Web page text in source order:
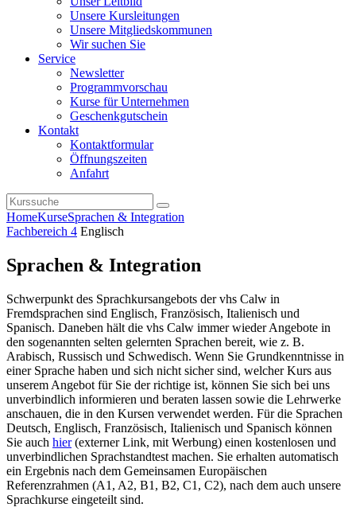
Unsere Kursleitungen
Unsere Mitgliedskommunen
Wir suchen Sie
Service
Newsletter
Programmvorschau
Kurse für Unternehmen
Geschenkgutschein
Kontakt
Kontaktformular
Öffnungszeiten
Anfahrt
HomeKurseSprachen & Integration
Fachbereich 4 Englisch
Sprachen & Integration
Schwerpunkt des Sprachkursangebots der vhs Calw in
Fremdsprachen sind Englisch, Französisch, Italienisch und
Spanisch. Daneben hält die vhs Calw immer wieder Angebote in
den sogenannten selten gelernten Sprachen bereit, wie z. B.
Arabisch, Russisch und Schwedisch. Wenn Sie Grundkenntnisse in
einer Sprache haben und sich nicht sicher sind, welcher Kurs aus
unserem Angebot für Sie der richtige ist, können Sie sich bei uns
unverbindlich infor­mieren und beraten lassen sowie die Lehrwerke
anschauen, die in den Kursen verwendet werden. Für die Sprachen
Deutsch, Englisch, Französisch, Italienisch und Spanisch können
Sie auch hier(externer Link, mit Werbung) einen kostenlosen und
unverbindlichen Sprachstandtest machen. Sie erhalten automatisch
ein Ergebnis nach dem Gemeinsamen Europäischen
Referenzrahmen (A1, A2, B1, B2, C1, C2), nach dem auch unsere
Sprachkurse eingeteilt sind.